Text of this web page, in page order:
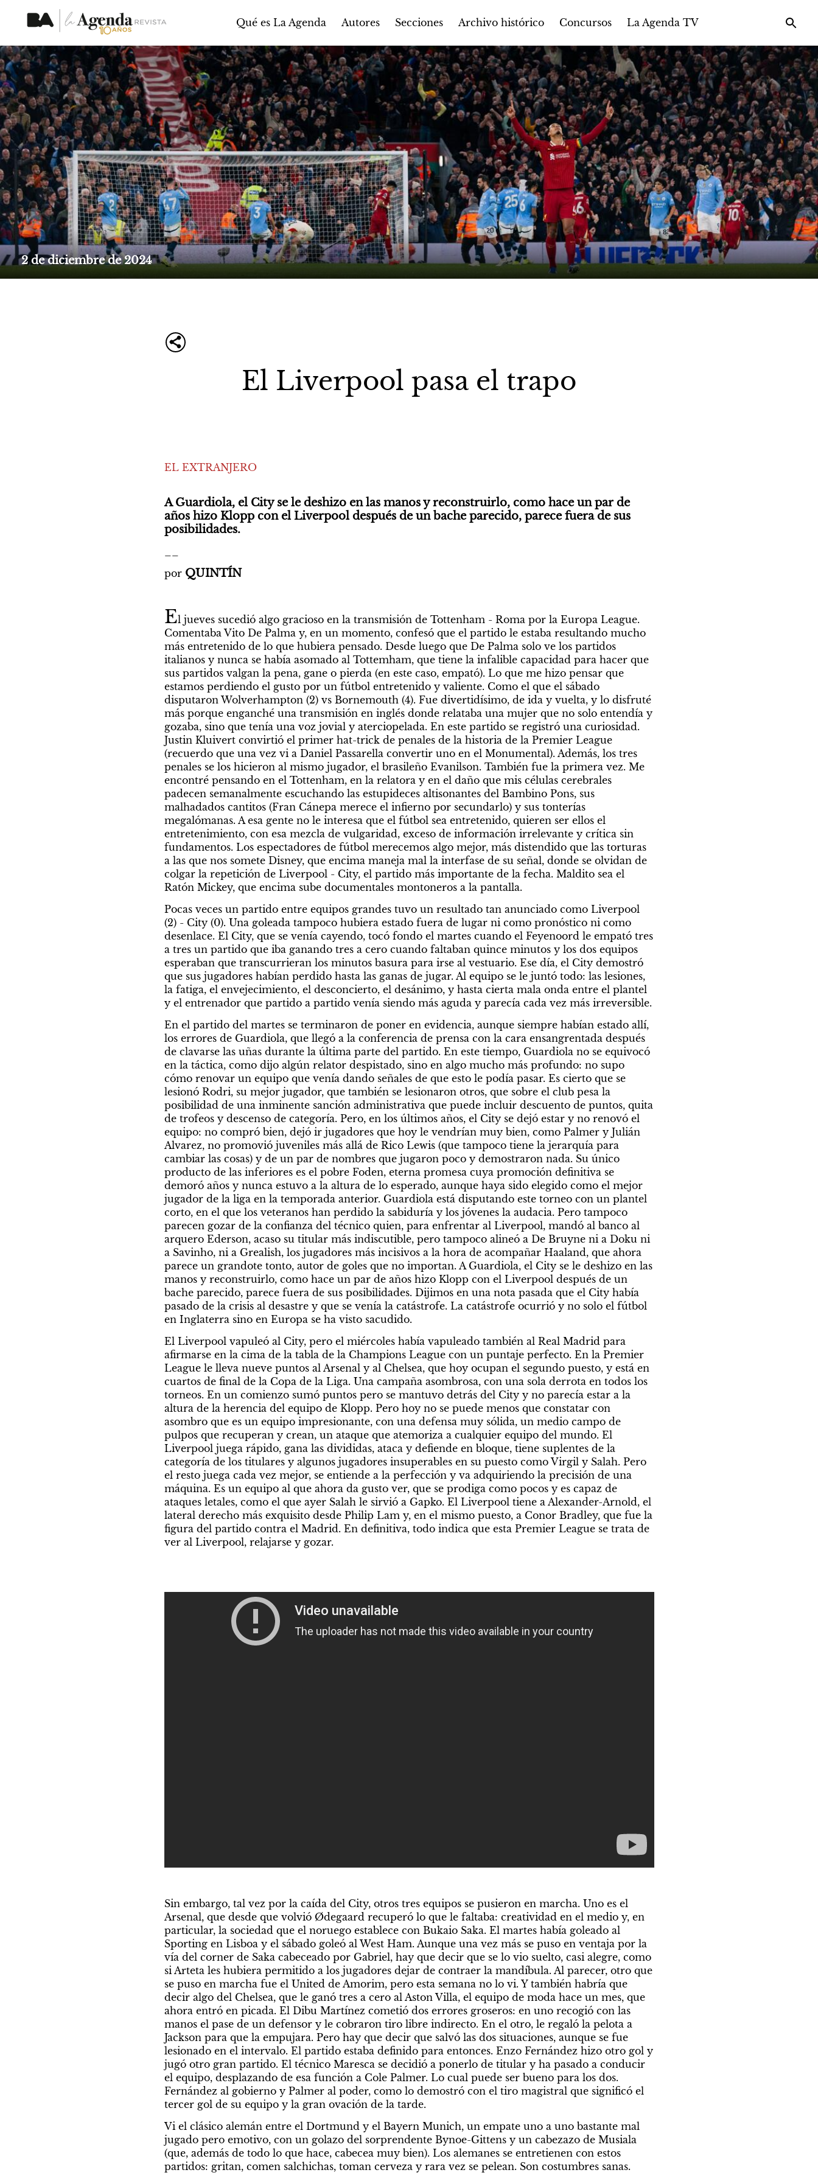
Qué es La Agenda Autores Secciones Archivo histórico Concursos La Agenda TV
2 de diciembre de 2024
El Liverpool pasa el trapo
EL EXTRANJERO
A Guardiola, el City se le deshizo en las manos y reconstruirlo, como hace un par de
años hizo Klopp con el Liverpool después de un bache parecido, parece fuera de sus
posibilidades.
por QUINTÍN
El jueves sucedió algo gracioso en la transmisión de Tottenham - Roma por la Europa League.
Comentaba Vito De Palma y, en un momento, confesó que el partido le estaba resultando mucho
más entretenido de lo que hubiera pensado. Desde luego que De Palma solo ve los partidos
italianos y nunca se había asomado al Tottemham, que tiene la infalible capacidad para hacer que
sus partidos valgan la pena, gane o pierda (en este caso, empató). Lo que me hizo pensar que
estamos perdiendo el gusto por un fútbol entretenido y valiente. Como el que el sábado
disputaron Wolverhampton (2) vs Bornemouth (4). Fue divertidísimo, de ida y vuelta, y lo disfruté
más porque enganché una transmisión en inglés donde relataba una mujer que no solo entendía y
gozaba, sino que tenía una voz jovial y aterciopelada. En este partido se registró una curiosidad.
Justin Kluivert convirtió el primer hat-trick de penales de la historia de la Premier League
(recuerdo que una vez vi a Daniel Passarella convertir uno en el Monumental). Además, los tres
penales se los hicieron al mismo jugador, el brasileño Evanilson. También fue la primera vez. Me
encontré pensando en el Tottenham, en la relatora y en el daño que mis células cerebrales
padecen semanalmente escuchando las estupideces altisonantes del Bambino Pons, sus
malhadados cantitos (Fran Cánepa merece el infierno por secundarlo) y sus tonterías
megalómanas. A esa gente no le interesa que el fútbol sea entretenido, quieren ser ellos el
entretenimiento, con esa mezcla de vulgaridad, exceso de información irrelevante y crítica sin
fundamentos. Los espectadores de fútbol merecemos algo mejor, más distendido que las torturas
a las que nos somete Disney, que encima maneja mal la interfase de su señal, donde se olvidan de
colgar la repetición de Liverpool - City, el partido más importante de la fecha. Maldito sea el
Ratón Mickey, que encima sube documentales montoneros a la pantalla.
Pocas veces un partido entre equipos grandes tuvo un resultado tan anunciado como Liverpool
(2) - City (0). Una goleada tampoco hubiera estado fuera de lugar ni como pronóstico ni como
desenlace. El City, que se venía cayendo, tocó fondo el martes cuando el Feyenoord le empató tres
a tres un partido que iba ganando tres a cero cuando faltaban quince minutos y los dos equipos
esperaban que transcurrieran los minutos basura para irse al vestuario. Ese día, el City demostró
que sus jugadores habían perdido hasta las ganas de jugar. Al equipo se le juntó todo: las lesiones,
la fatiga, el envejecimiento, el desconcierto, el desánimo, y hasta cierta mala onda entre el plantel
y el entrenador que partido a partido venía siendo más aguda y parecía cada vez más irreversible.
En el partido del martes se terminaron de poner en evidencia, aunque siempre habían estado allí,
los errores de Guardiola, que llegó a la conferencia de prensa con la cara ensangrentada después
de clavarse las uñas durante la última parte del partido. En este tiempo, Guardiola no se equivocó
en la táctica, como dijo algún relator despistado, sino en algo mucho más profundo: no supo
cómo renovar un equipo que venía dando señales de que esto le podía pasar. Es cierto que se
lesionó Rodri, su mejor jugador, que también se lesionaron otros, que sobre el club pesa la
posibilidad de una inminente sanción administrativa que puede incluir descuento de puntos, quita
de trofeos y descenso de categoría. Pero, en los últimos años, el City se dejó estar y no renovó el
equipo: no compró bien, dejó ir jugadores que hoy le vendrían muy bien, como Palmer y Julián
Alvarez, no promovió juveniles más allá de Rico Lewis (que tampoco tiene la jerarquía para
cambiar las cosas) y de un par de nombres que jugaron poco y demostraron nada. Su único
producto de las inferiores es el pobre Foden, eterna promesa cuya promoción definitiva se
demoró años y nunca estuvo a la altura de lo esperado, aunque haya sido elegido como el mejor
jugador de la liga en la temporada anterior. Guardiola está disputando este torneo con un plantel
corto, en el que los veteranos han perdido la sabiduría y los jóvenes la audacia. Pero tampoco
parecen gozar de la confianza del técnico quien, para enfrentar al Liverpool, mandó al banco al
arquero Ederson, acaso su titular más indiscutible, pero tampoco alineó a De Bruyne ni a Doku ni
a Savinho, ni a Grealish, los jugadores más incisivos a la hora de acompañar Haaland, que ahora
parece un grandote tonto, autor de goles que no importan. A Guardiola, el City se le deshizo en las
manos y reconstruirlo, como hace un par de años hizo Klopp con el Liverpool después de un
bache parecido, parece fuera de sus posibilidades. Dijimos en una nota pasada que el City había
pasado de la crisis al desastre y que se venía la catástrofe. La catástrofe ocurrió y no solo el fútbol
en Inglaterra sino en Europa se ha visto sacudido.
El Liverpool vapuleó al City, pero el miércoles había vapuleado también al Real Madrid para
afirmarse en la cima de la tabla de la Champions League con un puntaje perfecto. En la Premier
League le lleva nueve puntos al Arsenal y al Chelsea, que hoy ocupan el segundo puesto, y está en
cuartos de final de la Copa de la Liga. Una campaña asombrosa, con una sola derrota en todos los
torneos. En un comienzo sumó puntos pero se mantuvo detrás del City y no parecía estar a la
altura de la herencia del equipo de Klopp. Pero hoy no se puede menos que constatar con
asombro que es un equipo impresionante, con una defensa muy sólida, un medio campo de
pulpos que recuperan y crean, un ataque que atemoriza a cualquier equipo del mundo. El
Liverpool juega rápido, gana las divididas, ataca y defiende en bloque, tiene suplentes de la
categoría de los titulares y algunos jugadores insuperables en su puesto como Virgil y Salah. Pero
el resto juega cada vez mejor, se entiende a la perfección y va adquiriendo la precisión de una
máquina. Es un equipo al que ahora da gusto ver, que se prodiga como pocos y es capaz de
ataques letales, como el que ayer Salah le sirvió a Gapko. El Liverpool tiene a Alexander-Arnold, el
lateral derecho más exquisito desde Philip Lam y, en el mismo puesto, a Conor Bradley, que fue la
figura del partido contra el Madrid. En definitiva, todo indica que esta Premier League se trata de
ver al Liverpool, relajarse y gozar.
Sin embargo, tal vez por la caída del City, otros tres equipos se pusieron en marcha. Uno es el
Arsenal, que desde que volvió Ødegaard recuperó lo que le faltaba: creatividad en el medio y, en
particular, la sociedad que el noruego establece con Bukaio Saka. El martes había goleado al
Sporting en Lisboa y el sábado goleó al West Ham. Aunque una vez más se puso en ventaja por la
vía del corner de Saka cabeceado por Gabriel, hay que decir que se lo vio suelto, casi alegre, como
si Arteta les hubiera permitido a los jugadores dejar de contraer la mandíbula. Al parecer, otro que
se puso en marcha fue el United de Amorim, pero esta semana no lo vi. Y también habría que
decir algo del Chelsea, que le ganó tres a cero al Aston Villa, el equipo de moda hace un mes, que
ahora entró en picada. El Dibu Martínez cometió dos errores groseros: en uno recogió con las
manos el pase de un defensor y le cobraron tiro libre indirecto. En el otro, le regaló la pelota a
Jackson para que la empujara. Pero hay que decir que salvó las dos situaciones, aunque se fue
lesionado en el intervalo. El partido estaba definido para entonces. Enzo Fernández hizo otro gol y
jugó otro gran partido. El técnico Maresca se decidió a ponerlo de titular y ha pasado a conducir
el equipo, desplazando de esa función a Cole Palmer. Lo cual puede ser bueno para los dos.
Fernández al gobierno y Palmer al poder, como lo demostró con el tiro magistral que significó el
tercer gol de su equipo y la gran ovación de la tarde.
Vi el clásico alemán entre el Dortmund y el Bayern Munich, un empate uno a uno bastante mal
jugado pero emotivo, con un golazo del sorprendente Bynoe-Gittens y un cabezazo de Musiala
(que, además de todo lo que hace, cabecea muy bien). Los alemanes se entretienen con estos
partidos: gritan, comen salchichas, toman cerveza y rara vez se pelean. Son costumbres sanas.